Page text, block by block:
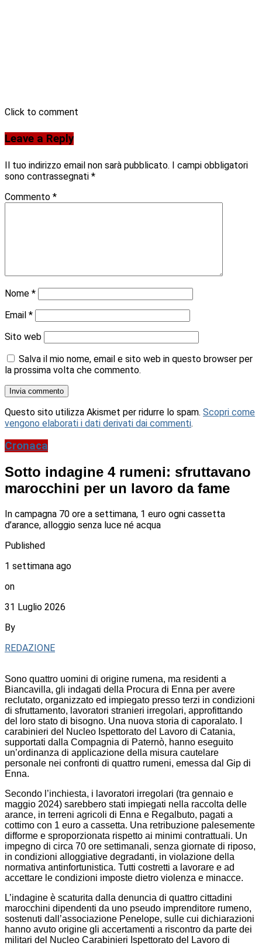
Click to comment
Leave a Reply
Il tuo indirizzo email non sarà pubblicato. I campi obbligatori
sono contrassegnati *
Commento *
Nome *
Email *
Sito web
Salva il mio nome, email e sito web in questo browser per
la prossima volta che commento.
Questo sito utilizza Akismet per ridurre lo spam. Scopri come
vengono elaborati i dati derivati dai commenti.
Cronaca
Sotto indagine 4 rumeni: sfruttavano
marocchini per un lavoro da fame
In campagna 70 ore a settimana, 1 euro ogni cassetta
d’arance, alloggio senza luce né acqua
Published
1 settimana ago
on
31 Luglio 2026
By
REDAZIONE
Sono quattro uomini di origine rumena, ma residenti a
Biancavilla, gli indagati della Procura di Enna per avere
reclutato, organizzato ed impiegato presso terzi in condizioni
di sfruttamento, lavoratori stranieri irregolari, approfittando
del loro stato di bisogno. Una nuova storia di caporalato. I
carabinieri del Nucleo Ispettorato del Lavoro di Catania,
supportati dalla Compagnia di Paternò, hanno eseguito
un’ordinanza di applicazione della misura cautelare
personale nei confronti di quattro rumeni, emessa dal Gip di
Enna.
Secondo l’inchiesta, i lavoratori irregolari (tra gennaio e
maggio 2024) sarebbero stati impiegati nella raccolta delle
arance, in terreni agricoli di Enna e Regalbuto, pagati a
cottimo con 1 euro a cassetta. Una retribuzione palesemente
difforme e sproporzionata rispetto ai minimi contrattuali. Un
impegno di circa 70 ore settimanali, senza giornate di riposo,
in condizioni alloggiative degradanti, in violazione della
normativa antinfortunistica. Tutti costretti a lavorare e ad
accettare le condizioni imposte dietro violenza e minacce.
L’indagine è scaturita dalla denuncia di quattro cittadini
marocchini dipendenti da uno pseudo imprenditore rumeno,
sostenuti dall’associazione Penelope, sulle cui dichiarazioni
hanno avuto origine gli accertamenti a riscontro da parte dei
militari del Nucleo Carabinieri Ispettorato del Lavoro di